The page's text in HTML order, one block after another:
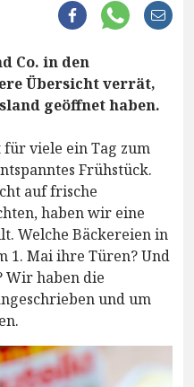
Co. in den
Übersicht verrät,
geöffnet haben.
für viele ein Tag zum
Frühstück.
auf frische
haben wir eine
Welche Bäckereien in
1. Mai ihre Türen? Und
Wir haben die
und um